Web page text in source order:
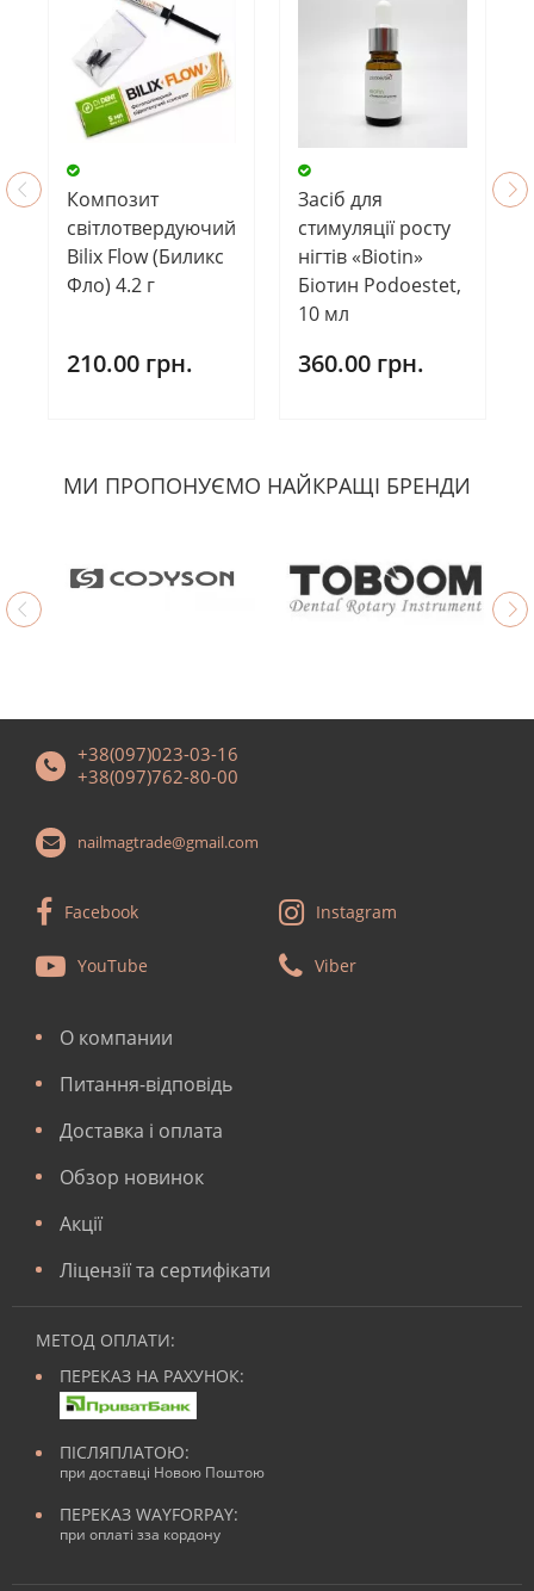
Композит
світлотвердуючий
Bilix Flow (Биликс
Фло) 4.2 г
210.00 грн.
Засіб для
стимуляції росту
нігтів «Biotin»
Біотин Podoestet,
10 мл
360.00 грн.
МИ ПРОПОНУЄМО НАЙКРАЩІ БРЕНДИ
+38(097)023-03-16
+38(097)762-80-00
nailmagtrade@gmail.com
Facebook Instagram
YouTube Viber
О компании
Питання-відповідь
Доставка і оплата
Обзор новинок
Акції
Ліцензії та сертифікати
МЕТОД ОПЛАТИ:
ПЕРЕКАЗ НА РАХУНОК:
ПІСЛЯПЛАТОЮ:
при доставці Новою Поштою
ПЕРЕКАЗ WAYFORPAY:
при оплаті зза кордону